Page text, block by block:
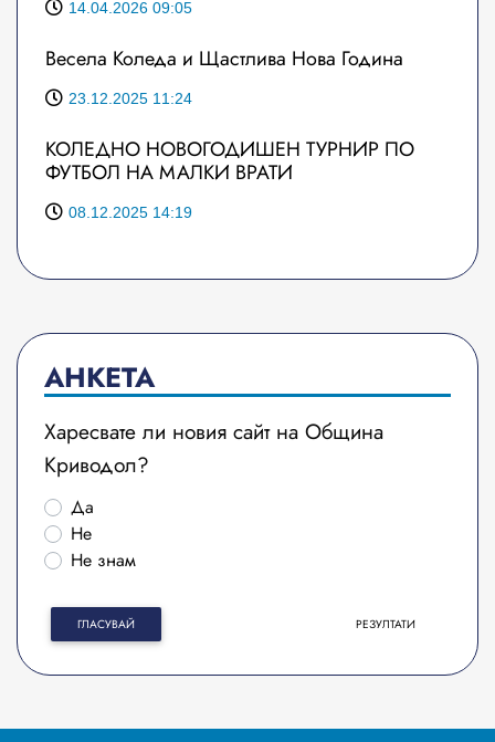
14.04.2026 09:05
Весела Коледа и Щастлива Нова Година
23.12.2025 11:24
КОЛЕДНО НОВОГОДИШЕН ТУРНИР ПО
ФУТБОЛ НА МАЛКИ ВРАТИ
08.12.2025 14:19
АНКЕТА
Харесвате ли новия сайт на Община
Криводол?
Да
Не
Не знам
ГЛАСУВАЙ РЕЗУЛТАТИ